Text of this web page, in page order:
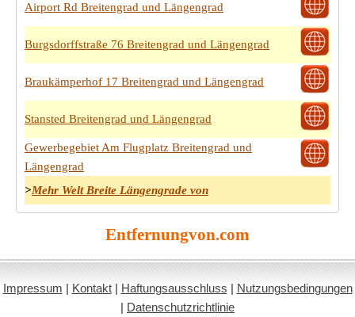
Airport Rd Breitengrad und Längengrad
Burgsdorffstraße 76 Breitengrad und Längengrad
Braukämperhof 17 Breitengrad und Längengrad
Stansted Breitengrad und Längengrad
Gewerbegebiet Am Flugplatz Breitengrad und
Längengrad
>Mehr Welt Breite Längengrade von
Entfernungvon.com
Impressum | Kontakt| Haftungsausschluss | Nutzungsbedingungen
| Datenschutzrichtlinie